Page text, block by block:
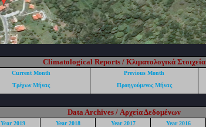
Climatological Reports / Κλιματολογικά Στοιχεία
Current Month
Τρέχων Μήνας
Previous Month
Προηγούμενος Μήνας
Data Archives / Αρχεία Δεδομένων
Year 2019
Year 2018
Year 2017
Year 2016